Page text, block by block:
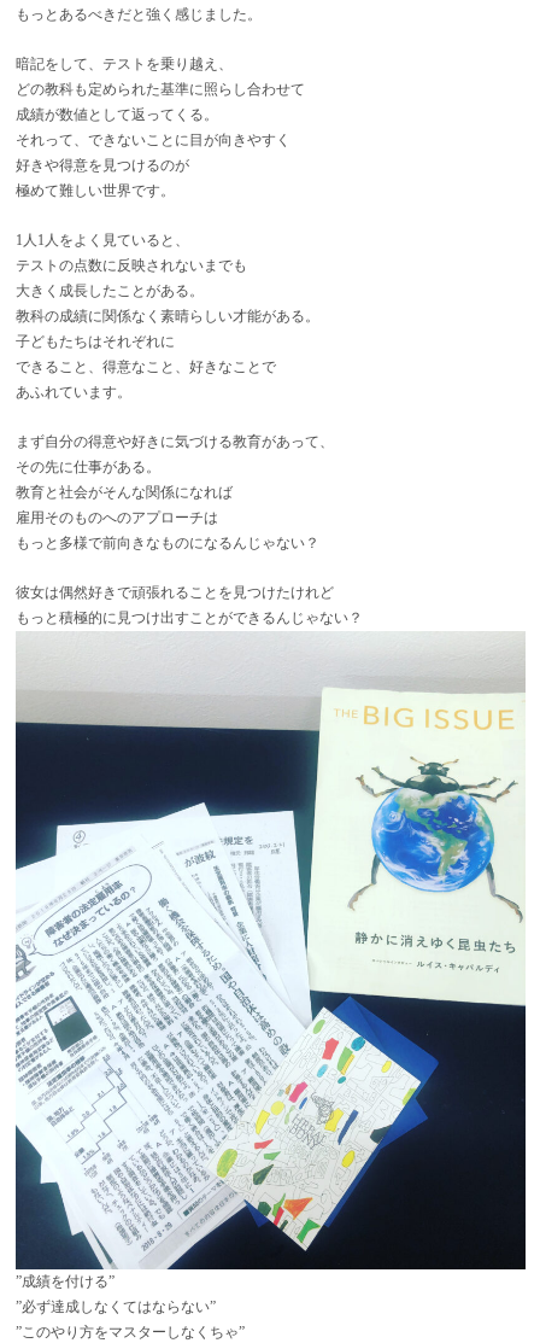
もっとあるべきだと強く感じました。
暗記をして、テストを乗り越え、
どの教科も定められた基準に照らし合わせて
成績が数値として返ってくる。
それって、できないことに目が向きやすく
好きや得意を見つけるのが
極めて難しい世界です。
1人1人をよく見ていると、
テストの点数に反映されないまでも
大きく成長したことがある。
教科の成績に関係なく素晴らしい才能がある。
子どもたちはそれぞれに
できること、得意なこと、好きなことで
あふれています。
まず自分の得意や好きに気づける教育があって、
その先に仕事がある。
教育と社会がそんな関係になれば
雇用そのものへのアプローチは
もっと多様で前向きなものになるんじゃない？
彼女は偶然好きで頑張れることを見つけたけれど
もっと積極的に見つけ出すことができるんじゃない？
”成績を付ける”
”必ず達成しなくてはならない”
”このやり方をマスターしなくちゃ”